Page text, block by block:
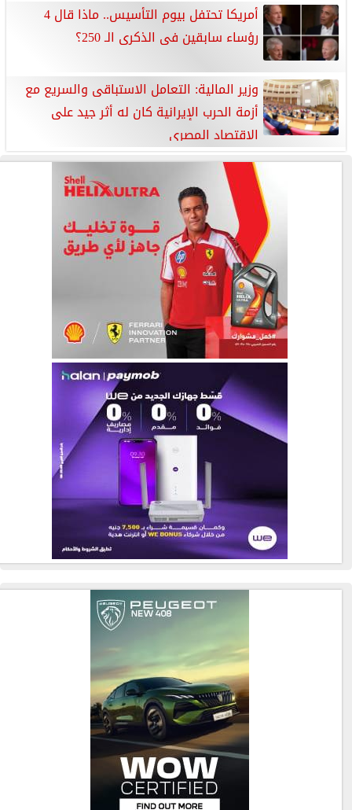
أمريكا تحتفل بيوم التأسيس.. ماذا قال 4
رؤساء سابقين فى الذكرى الـ 250؟
وزير المالية: التعامل الاستباقى والسريع مع
أزمة الحرب الإيرانية كان له أثر جيد على
الاقتصاد المصرى